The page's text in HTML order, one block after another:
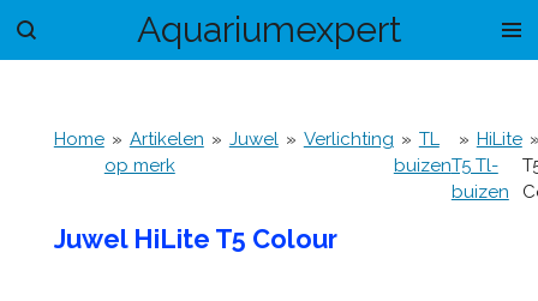
Ga
hoofdinhoud
Aquariumexpert
Home » Artikelen
op merk
» Juwel » Verlichting » TL
buizen
» HiLite
T5 Tl-
buizen
Juwel HiLite T5 Colour